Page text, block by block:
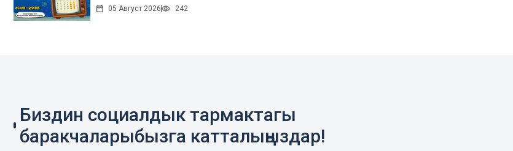
05 Август 2026 242
Биздин социалдык тармактагы
баракчаларыбызга катталыңыздар!